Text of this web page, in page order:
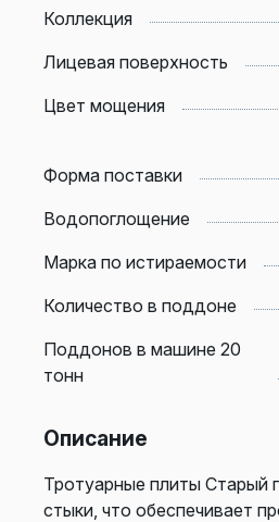
Коллекция
Лицевая поверхность
Цвет мощения
Форма поставки
Водопоглощение
Марка по истираемости
Количество в поддоне
Поддонов в машине 20
тонн
Описание
Тротуарные плиты Старый
стыки, что обеспечивает